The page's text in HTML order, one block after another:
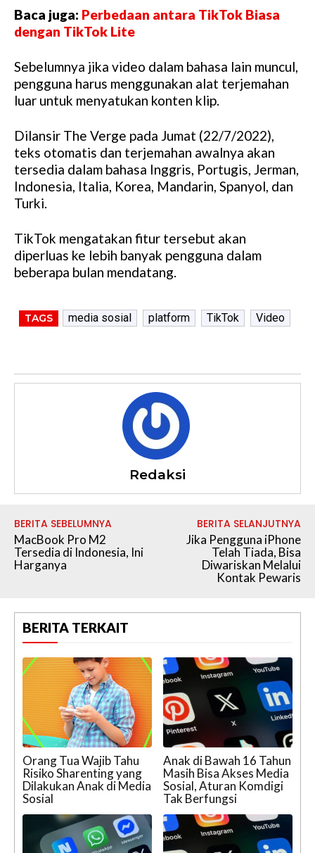
Baca juga: Perbedaan antara TikTok Biasa
dengan TikTok Lite
Sebelumnya jika video dalam bahasa lain muncul,
pengguna harus menggunakan alat terjemahan
luar untuk menyatukan konten klip.
Dilansir The Verge pada Jumat (22/7/2022),
teks otomatis dan terjemahan awalnya akan
tersedia dalam bahasa Inggris, Portugis, Jerman,
Indonesia, Italia, Korea, Mandarin, Spanyol, dan
Turki.
TikTok mengatakan fitur tersebut akan
diperluas ke lebih banyak pengguna dalam
beberapa bulan mendatang.
TAGS media sosial platform TikTok Video
Redaksi
BERITA SEBELUMNYA
MacBook Pro M2
Tersedia di Indonesia, Ini
Harganya
BERITA SELANJUTNYA
Jika Pengguna iPhone
Telah Tiada, Bisa
Diwariskan Melalui
Kontak Pewaris
BERITA TERKAIT
Orang Tua Wajib Tahu
Risiko Sharenting yang
Dilakukan Anak di Media
Sosial
Anak di Bawah 16 Tahun
Masih Bisa Akses Media
Sosial, Aturan Komdigi
Tak Berfungsi